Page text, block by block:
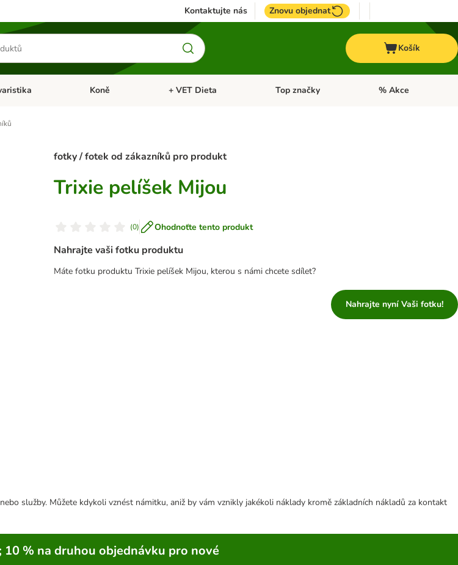
Kontaktujte nás Znovu objednat
Košík
menu: Ptáci Otevřít menu: Akvaristika
Koně Otevřít menu: Koně
+ VET Dieta Otevřít menu: + VET Dieta
Top značky Otevřít menu: Top
% Akce
fotky / fotek od zákazníků pro produkt
Trixie pelíšek Mijou
(0) Ohodnoťte tento produkt
Nahrajte vaši fotku produktu
Máte fotku produktu Trixie pelíšek Mijou, kterou s námi chcete sdílet?
Nahrajte nyní Vaši fotku!
služby. Můžete kdykoli vznést námitku, aniž by vám vznikly jakékoli náklady kromě základních nákladů za kontakt
% na druhou objednávku pro nové